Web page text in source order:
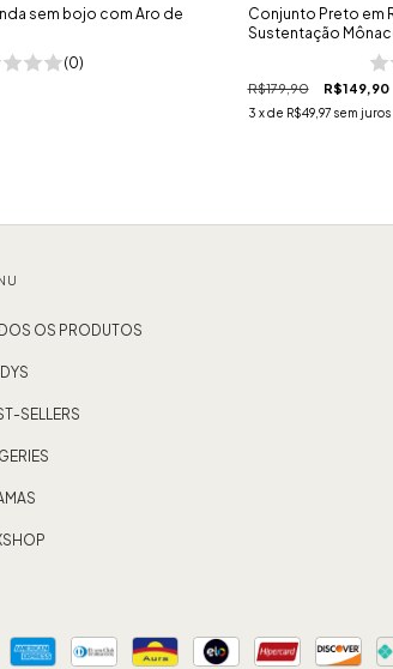
sem bojo com Aro de
(0)
Conjunto Preto em
Sustentação
R$179,90 R$149,90
3 x de R$49,97 sem juros
OS PRODUTOS
SELLERS